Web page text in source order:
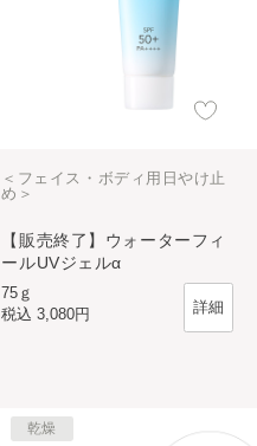
【販売終了】ウォーターフィ
ールUVジェルα
＜フェイス・ボディ用日やけ止
め＞
75ｇ
税込3,080円 詳細
乾燥